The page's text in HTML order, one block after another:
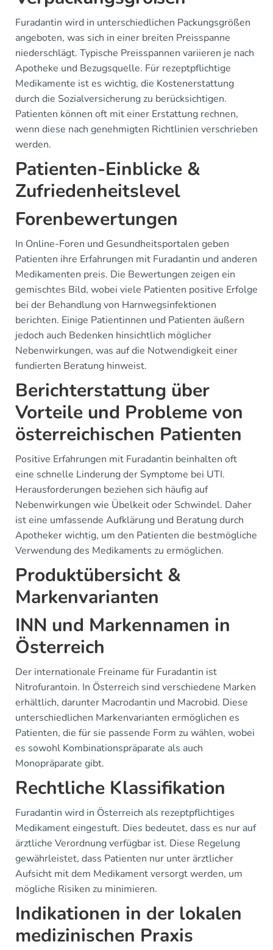
Furadantin wird in unterschiedlichen Packungsgrößen
angeboten, was sich in einer breiten Preisspanne
niederschlägt. Typische Preisspannen variieren je nach
Apotheke und Bezugsquelle. Für rezeptpflichtige
Medikamente ist es wichtig, die Kostenerstattung
durch die Sozialversicherung zu berücksichtigen.
Patienten können oft mit einer Erstattung rechnen,
wenn diese nach genehmigten Richtlinien verschrieben
werden.
Patienten-Einblicke &
Zufriedenheitslevel
Forenbewertungen
In Online-Foren und Gesundheitsportalen geben
Patienten ihre Erfahrungen mit Furadantin und anderen
Medikamenten preis. Die Bewertungen zeigen ein
gemischtes Bild, wobei viele Patienten positive Erfolge
bei der Behandlung von Harnwegsinfektionen
berichten. Einige Patientinnen und Patienten äußern
jedoch auch Bedenken hinsichtlich möglicher
Nebenwirkungen, was auf die Notwendigkeit einer
fundierten Beratung hinweist.
Berichterstattung über
Vorteile und Probleme von
österreichischen Patienten
Positive Erfahrungen mit Furadantin beinhalten oft
eine schnelle Linderung der Symptome bei UTI.
Herausforderungen beziehen sich häufig auf
Nebenwirkungen wie Übelkeit oder Schwindel. Daher
ist eine umfassende Aufklärung und Beratung durch
Apotheker wichtig, um den Patienten die bestmögliche
Verwendung des Medikaments zu ermöglichen.
Produktübersicht &
Markenvarianten
INN und Markennamen in
Österreich
Der internationale Freiname für Furadantin ist
Nitrofurantoin. In Österreich sind verschiedene Marken
erhältlich, darunter Macrodantin und Macrobid. Diese
unterschiedlichen Markenvarianten ermöglichen es
Patienten, die für sie passende Form zu wählen, wobei
es sowohl Kombinationspräparate als auch
Monopräparate gibt.
Rechtliche Klassifikation
Furadantin wird in Österreich als rezeptpflichtiges
Medikament eingestuft. Dies bedeutet, dass es nur auf
ärztliche Verordnung verfügbar ist. Diese Regelung
gewährleistet, dass Patienten nur unter ärztlicher
Aufsicht mit dem Medikament versorgt werden, um
mögliche Risiken zu minimieren.
Indikationen in der lokalen
medizinischen Praxis